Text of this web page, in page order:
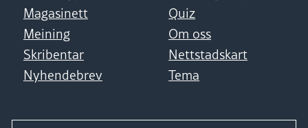
Magasinett
Quiz
Meining
Om oss
Skribentar
Nettstadskart
Nyhendebrev
Tema